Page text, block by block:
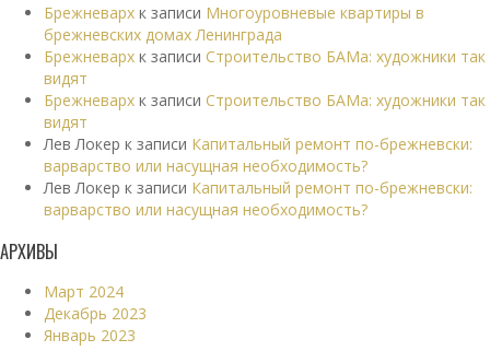
Брежневарх к записи Многоуровневые квартиры в
брежневских домах Ленинграда
Брежневарх к записи Строительство БАМа: художники так
видят
Брежневарх к записи Строительство БАМа: художники так
видят
Лев Локер к записи Капитальный ремонт по-брежневски:
варварство или насущная необходимость?
Лев Локер к записи Капитальный ремонт по-брежневски:
варварство или насущная необходимость?
АРХИВЫ
Март 2024
Декабрь 2023
Январь 2023